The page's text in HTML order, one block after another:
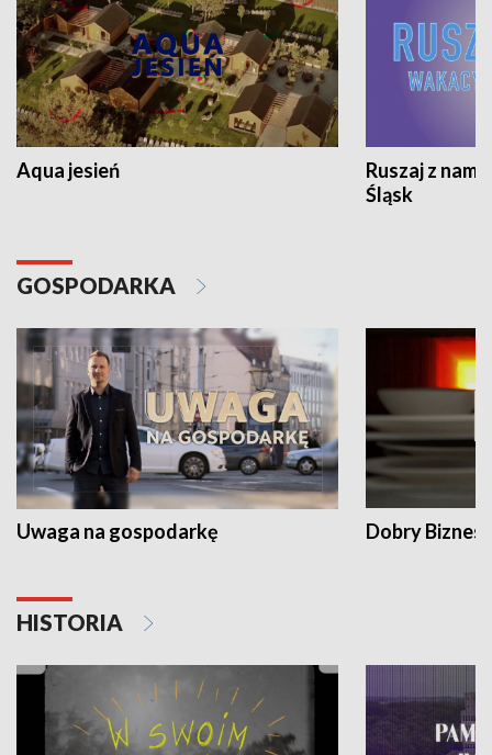
Aqua jesień
Ruszaj z
Śląsk
GOSPODARKA
Uwaga na gospodarkę Dobry Biznes
HISTORIA